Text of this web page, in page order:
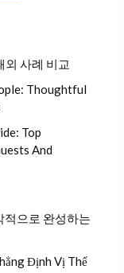
외 사례 비교
Thoughtful
Top
And
적으로 완성하는
Định Vị Thế